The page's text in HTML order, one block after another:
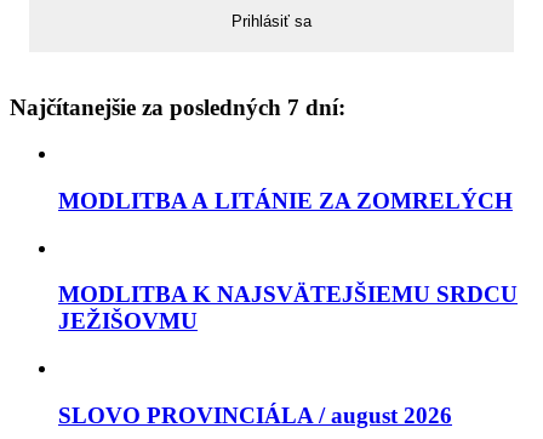
Najčítanejšie za posledných 7 dní:
MODLITBA A LITÁNIE ZA ZOMRELÝCH
MODLITBA K NAJSVÄTEJŠIEMU SRDCU
JEŽIŠOVMU
SLOVO PROVINCIÁLA / august 2026